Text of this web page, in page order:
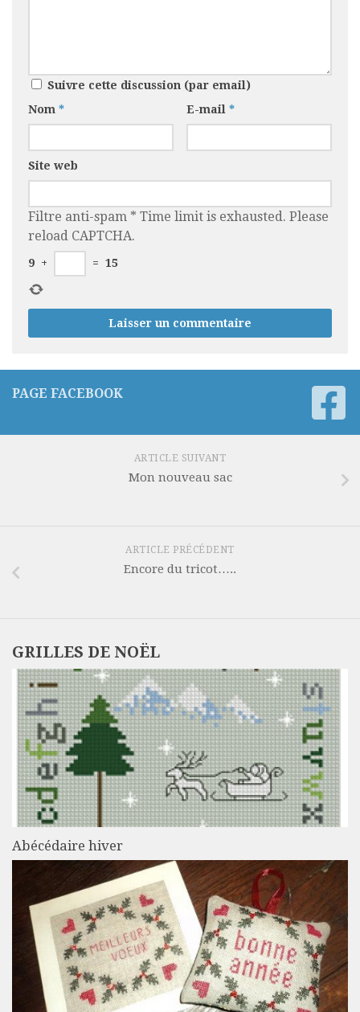
Suivre cette discussion (par email)
Nom * E-mail *
Site web
Filtre anti-spam * Time limit is exhausted. Please
reload CAPTCHA.
9 + = 15
PAGE FACEBOOK
ARTICLE SUIVANT
Mon nouveau sac
ARTICLE PRÉCÉDENT
Encore du tricot…..
GRILLES DE NOËL
Abécédaire hiver